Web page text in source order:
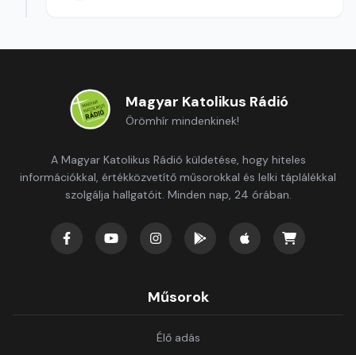
Magyar Katolikus Rádió
Örömhír mindenkinek!
A Magyar Katolikus Rádió küldetése, hogy hiteles
információkkal, értékközvetítő műsorokkal és lelki táplálékkal
szolgálja hallgatóit. Minden nap, 24 órában.
Műsorok
Élő adás